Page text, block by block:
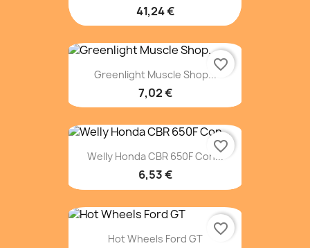
41,24 €
Greenlight Muscle Shop...
7,02 €
favorite_border
Welly Honda CBR 650F Con...
6,53 €
favorite_border
Hot Wheels Ford GT
favorite_border